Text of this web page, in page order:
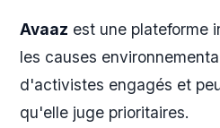
Avaaz est une plateforme
les causes
d'activistes engagés et
qu'elle juge prioritaires.